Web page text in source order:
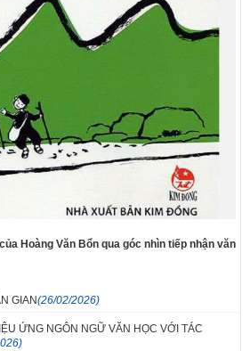
Hoàng Văn Bổn qua góc nhìn tiếp nhận văn
GIAN(26/02/2026)
ỨNG NGÔN NGỮ VĂN HỌC VỚI TÁC